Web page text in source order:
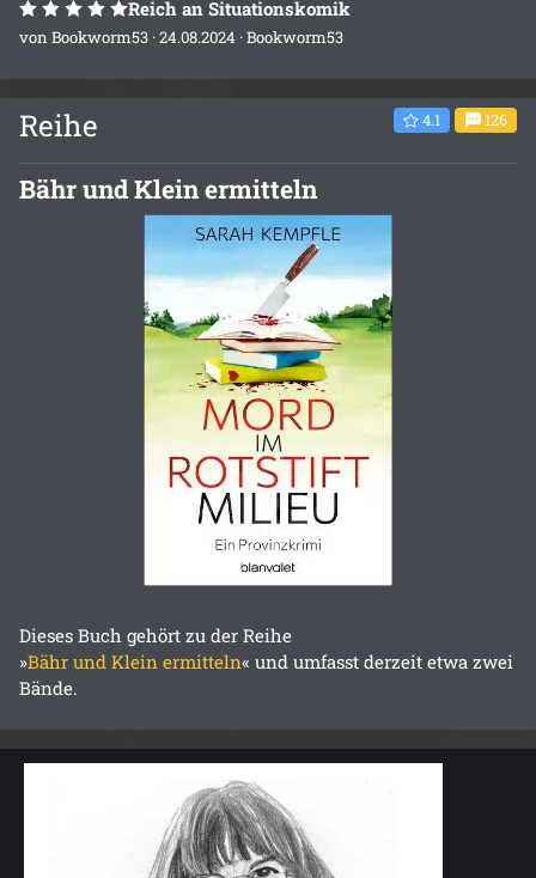
Reich an Situationskomik
vonBookworm53 · 24.08.2024 ·Bookworm53
Reihe 4.1 126
Bähr und Klein ermitteln
Dieses Buch gehört zu der Reihe
»Bähr und Klein ermitteln« und umfasst derzeit etwa zwei
Bände.